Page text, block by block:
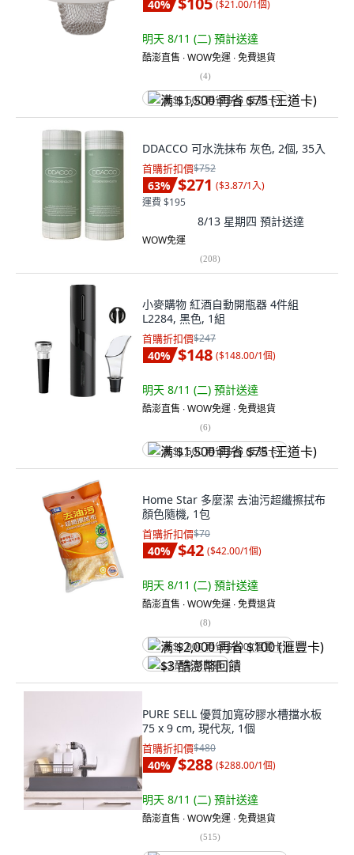
40% ($21.00/1個)
明天 8/11 (二) 預計送達
酷澎直售 ∙ WOW免運 ∙ 免費退貨
(4)
满 $1,500 再省 $75 (王道卡)
DDACCO 可水洗抹布 灰色, 2個, 35入
首購折扣價$752
63% $271 ($3.87/1入)
運費 $195
8/13 星期四 預計送達
WOW免運
(208)
小麥購物 紅酒自動開瓶器 4件組
L2284, 黑色, 1組
首購折扣價$247
40% $148 ($148.00/1個)
明天 8/11 (二) 預計送達
酷澎直售 ∙ WOW免運 ∙ 免費退貨
(6)
满 $1,500 再省 $75 (王道卡)
Home Star 多麼潔 去油污超纖擦拭布
顏色隨機, 1包
首購折扣價$70
40% $42 ($42.00/1個)
明天 8/11 (二) 預計送達
酷澎直售 ∙ WOW免運 ∙ 免費退貨
(8)
满 $2,000 再省 $100 (滙豐卡)
$3 酷澎幣回饋
PURE SELL 優質加寬矽膠水槽擋水板
75 x 9 cm, 現代灰, 1個
首購折扣價$480
40% $288 ($288.00/1個)
明天 8/11 (二) 預計送達
酷澎直售 ∙ WOW免運 ∙ 免費退貨
(515)